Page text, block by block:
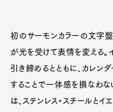
初のサーモンカラーの文字
が光を受けて表情を変える。
引き締めるとともに、カレ
することで一体感を損なわな
は、ステンレス・スチールと